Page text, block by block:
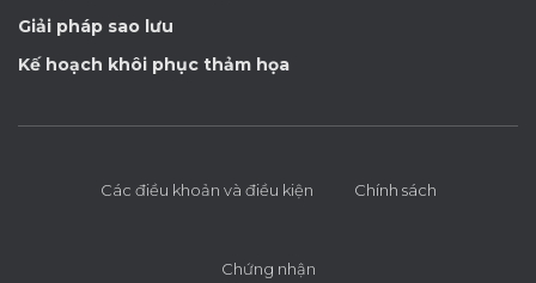
Giải pháp sao lưu
Kế hoạch khôi phục thảm họa
Các điều khoản và điều kiện Chính sách
Chứng nhận